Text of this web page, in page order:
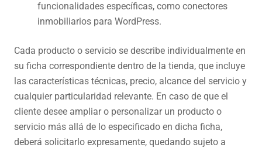
funcionalidades específicas, como conectores
inmobiliarios para WordPress.
Cada producto o servicio se describe individualmente en
su ficha correspondiente dentro de la tienda, que incluye
las características técnicas, precio, alcance del servicio y
cualquier particularidad relevante. En caso de que el
cliente desee ampliar o personalizar un producto o
servicio más allá de lo especificado en dicha ficha,
deberá solicitarlo expresamente, quedando sujeto a